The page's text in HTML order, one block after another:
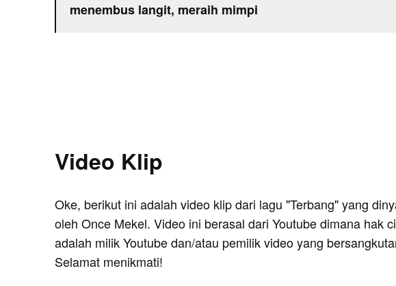
menembus langit, meraih mimpi
Video Klip
Oke, berikut ini adalah video klip dari lagu "Terbang" yang
oleh Once Mekel. Video ini berasal dari Youtube dimana hak
adalah milik Youtube dan/atau pemilik video yang
Selamat menikmati!